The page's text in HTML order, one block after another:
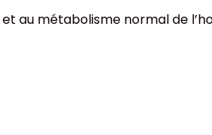
au métabolisme normal de